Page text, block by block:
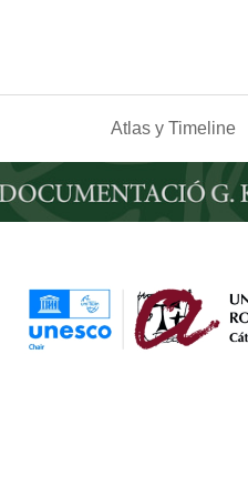
Atlas y Timeline